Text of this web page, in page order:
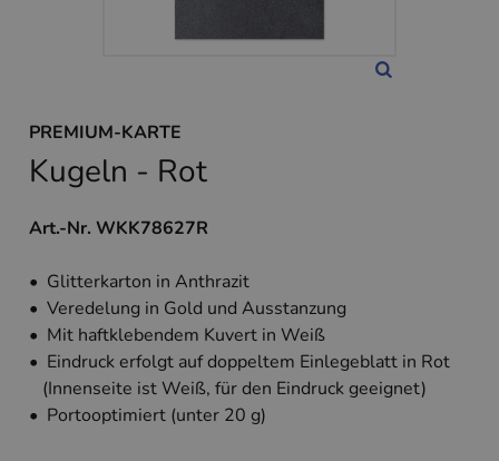
PREMIUM-KARTE
Kugeln - Rot
Art.-Nr. WKK78627R
• Glitterkarton in Anthrazit
• Veredelung in Gold und Ausstanzung
• Mit haftklebendem Kuvert in Weiß
• Eindruck erfolgt auf doppeltem Einlegeblatt in Rot
(Innenseite ist Weiß, für den Eindruck geeignet)
• Portooptimiert (unter 20 g)